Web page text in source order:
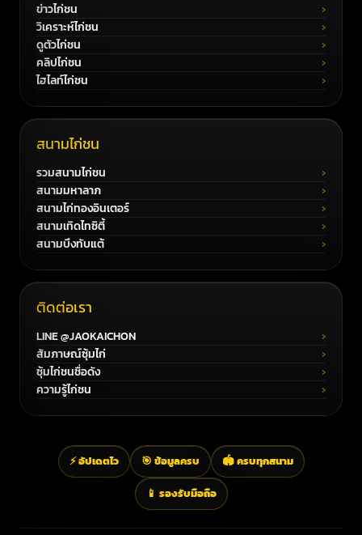
ข่าวไก่ชน
วิเคราะห์ไก่ชน
ดูตัวไก่ชน
คลิปไก่ชน
ไฮไลท์ไก่ชน
สนามไก่ชน
รวมสนามไก่ชน
สนามมหาลาภ
สนามไก่ทองอินเตอร์
สนามเทิดไทซิตี้
สนามบึงทับแต้
ติดต่อเรา
LINE @JAOKAICHON
สัมภาษณ์ซุ้มไก่
ซุ้มไก่ชนชื่อดัง
ความรู้ไก่ชน
⚡ อัปเดตไว 🎯 ข้อมูลครบ 🏟️ ครบทุกสนาม
📱 รองรับมือถือ